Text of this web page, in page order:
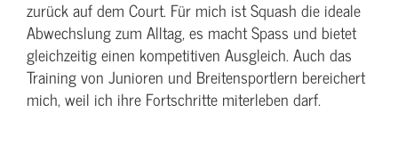
zurück auf dem Court. Für mich ist Squash die ideale
Abwechslung zum Alltag, es macht Spass und bietet
gleichzeitig einen kompetitiven Ausgleich. Auch das
Training von Junioren und Breitensportlern bereichert
mich, weil ich ihre Fortschritte miterleben darf.